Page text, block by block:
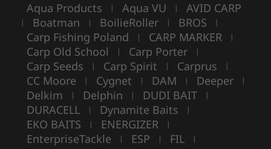
Aqua Products | Aqua VU | AVID CARP
| Boatman | BoilieRoller | BROS |
Carp Fishing Poland | CARP MARKER |
Carp Old School | Carp Porter |
Carp Seeds | Carp Spirit | Carprus |
CC Moore | Cygnet | DAM | Deeper |
Delkim | Delphin | DUDI BAIT |
DURACELL | Dynamite Baits |
EKO BAITS | ENERGIZER |
EnterpriseTackle | ESP | FIL |